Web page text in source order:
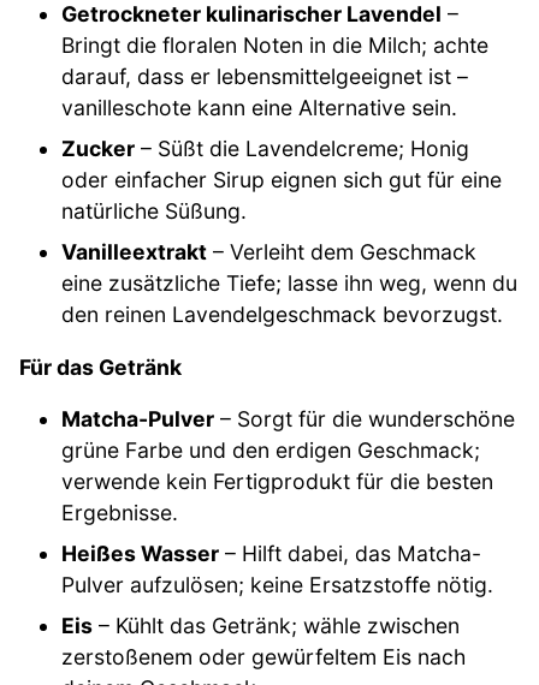
Getrockneter kulinarischer Lavendel –
Bringt die floralen Noten in die Milch; achte
darauf, dass er lebensmittelgeeignet ist –
vanilleschote kann eine Alternative sein.
Zucker – Süßt die Lavendelcreme; Honig
oder einfacher Sirup eignen sich gut für eine
natürliche Süßung.
Vanilleextrakt – Verleiht dem Geschmack
eine zusätzliche Tiefe; lasse ihn weg, wenn du
den reinen Lavendelgeschmack bevorzugst.
Für das Getränk
Matcha-Pulver – Sorgt für die wunderschöne
grüne Farbe und den erdigen Geschmack;
verwende kein Fertigprodukt für die besten
Ergebnisse.
Heißes Wasser – Hilft dabei, das Matcha-
Pulver aufzulösen; keine Ersatzstoffe nötig.
Eis – Kühlt das Getränk; wähle zwischen
zerstoßenem oder gewürfeltem Eis nach